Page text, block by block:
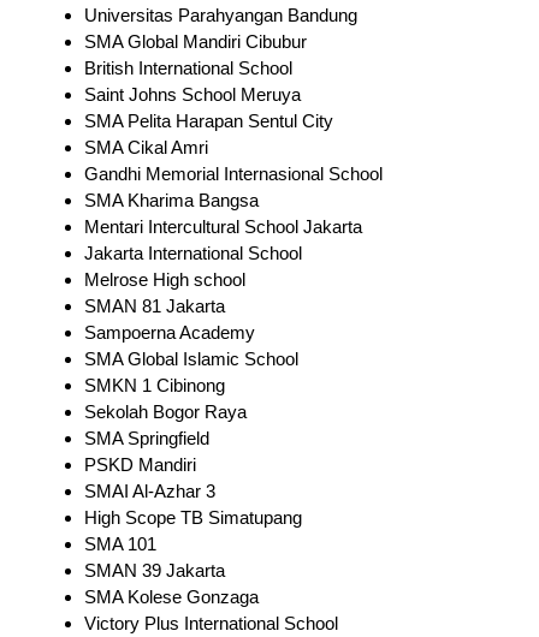
Universitas Parahyangan Bandung
SMA Global Mandiri Cibubur
British International School
Saint Johns School Meruya
SMA Pelita Harapan Sentul City
SMA Cikal Amri
Gandhi Memorial Internasional School
SMA Kharima Bangsa
Mentari Intercultural School Jakarta
Jakarta International School
Melrose High school
SMAN 81 Jakarta
Sampoerna Academy
SMA Global Islamic School
SMKN 1 Cibinong
Sekolah Bogor Raya
SMA Springfield
PSKD Mandiri
SMAI Al-Azhar 3
High Scope TB Simatupang
SMA 101
SMAN 39 Jakarta
SMA Kolese Gonzaga
Victory Plus International School